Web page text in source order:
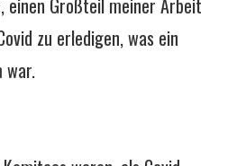
zu erledigen, was ein
war.